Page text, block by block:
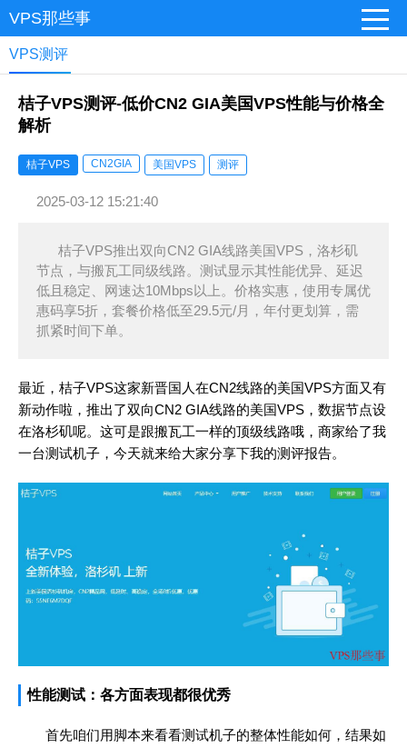
VPS那些事
VPS测评
桔子VPS测评-低价CN2 GIA美国VPS性能与价格全
解析
桔子VPS CN2GIA 美国VPS 测评
2025-03-12 15:21:40
桔子VPS推出双向CN2 GIA线路美国VPS，洛杉矶
节点，与搬瓦工同级线路。测试显示其性能优异、延迟
低且稳定、网速达10Mbps以上。价格实惠，使用专属优
惠码享5折，套餐价格低至29.5元/月，年付更划算，需
抓紧时间下单。
最近，桔子VPS这家新晋国人在CN2线路的美国VPS方面又有
新动作啦，推出了双向CN2 GIA线路的美国VPS，数据节点设
在洛杉矶呢。这可是跟搬瓦工一样的顶级线路哦，商家给了我
一台测试机子，今天就来给大家分享下我的测评报告。
性能测试：各方面表现都很优秀
首先咱们用脚本来看看测试机子的整体性能如何，结果如